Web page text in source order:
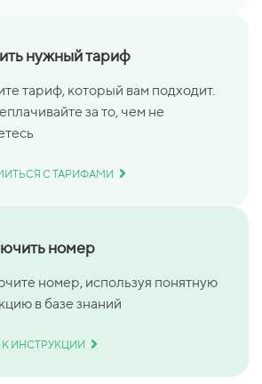
нужный тариф
тариф, который вам подходит.
за то, чем не
С ТАРИФАМИ
номер
номер, используя понятную
в базе знаний
ИНСТРУКЦИИ